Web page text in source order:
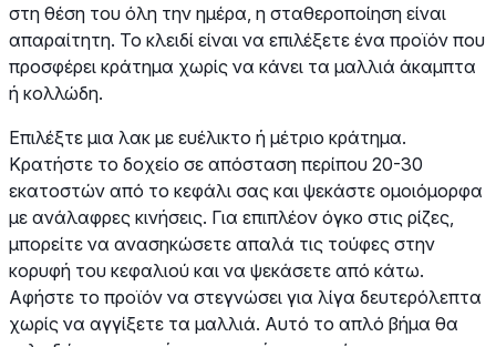
στη θέση του όλη την ημέρα, η σταθεροποίηση είναι
απαραίτητη. Το κλειδί είναι να επιλέξετε ένα προϊόν που
προσφέρει κράτημα χωρίς να κάνει τα μαλλιά άκαμπτα
ή κολλώδη.
Επιλέξτε μια λακ με ευέλικτο ή μέτριο κράτημα.
Κρατήστε το δοχείο σε απόσταση περίπου 20-30
εκατοστών από το κεφάλι σας και ψεκάστε ομοιόμορφα
με ανάλαφρες κινήσεις. Για επιπλέον όγκο στις ρίζες,
μπορείτε να ανασηκώσετε απαλά τις τούφες στην
κορυφή του κεφαλιού και να ψεκάσετε από κάτω.
Αφήστε το προϊόν να στεγνώσει για λίγα δευτερόλεπτα
χωρίς να αγγίξετε τα μαλλιά. Αυτό το απλό βήμα θα